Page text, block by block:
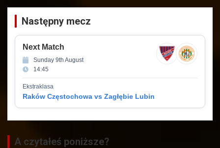
Następny mecz
Next Match
Sunday 9th August
14:45
Ekstraklasa
Raków Częstochowa vs Zagłębie Lubin
A czytałeś poniższe?